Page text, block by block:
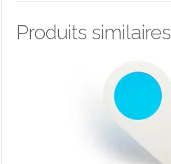
Produits similaires